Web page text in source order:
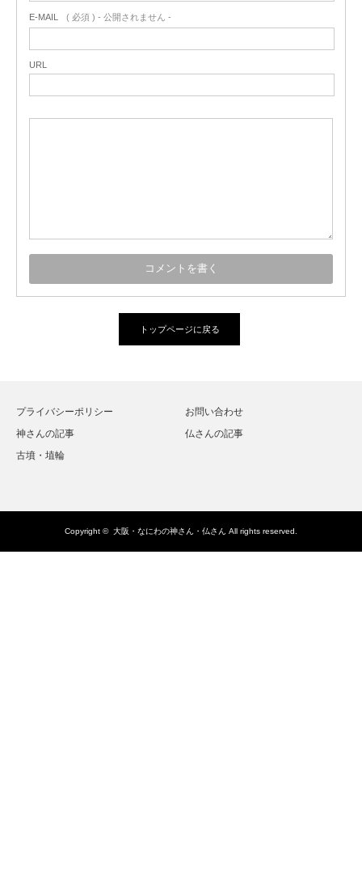
E-MAIL ( 必須 ) - 公開されません -
URL
トップページに戻る
プライバシーポリシー
お問い合わせ
神さんの記事
仏さんの記事
古墳・埴輪
Copyright © 大阪・なにわの神さん・仏さん All rights reserved.